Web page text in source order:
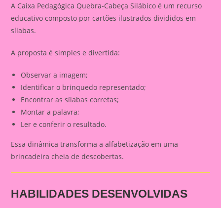
A Caixa Pedagógica Quebra-Cabeça Silábico é um recurso
educativo composto por cartões ilustrados divididos em
sílabas.
A proposta é simples e divertida:
Observar a imagem;
Identificar o brinquedo representado;
Encontrar as sílabas corretas;
Montar a palavra;
Ler e conferir o resultado.
Essa dinâmica transforma a alfabetização em uma
brincadeira cheia de descobertas.
HABILIDADES DESENVOLVIDAS